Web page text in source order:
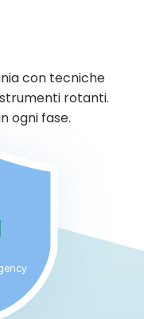
con tecniche
rotanti.
ogni fase.